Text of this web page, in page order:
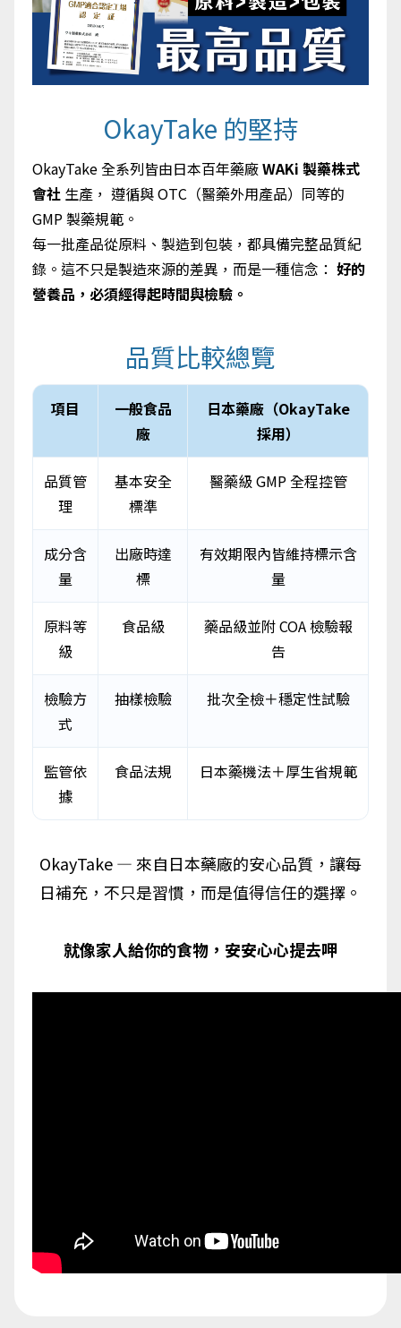
OkayTake 的堅持
OkayTake 全系列皆由日本百年藥廠WAKi 製藥株式
會社 生產， 遵循與 OTC（醫藥外用產品）同等的
GMP 製藥規範。
每一批產品從原料、製造到包裝，都具備完整品質紀
錄。這不只是製造來源的差異，而是一種信念： 好的
營養品，必須經得起時間與檢驗。
品質比較總覽
項目
一般食品
廠
日本藥廠（OkayTake
採用）
品質管
理
基本安全
標準
醫藥級 GMP 全程控管
成分含
量
出廠時達
標
有效期限內皆維持標示含
量
原料等
級
食品級
藥品級並附 COA 檢驗報
告
檢驗方
式
抽樣檢驗 批次全檢＋穩定性試驗
監管依
據
食品法規 日本藥機法＋厚生省規範
OkayTake — 來自日本藥廠的安心品質，讓每
日補充，不只是習慣，而是值得信任的選擇。
就像家人給你的食物，安安心心提去呷